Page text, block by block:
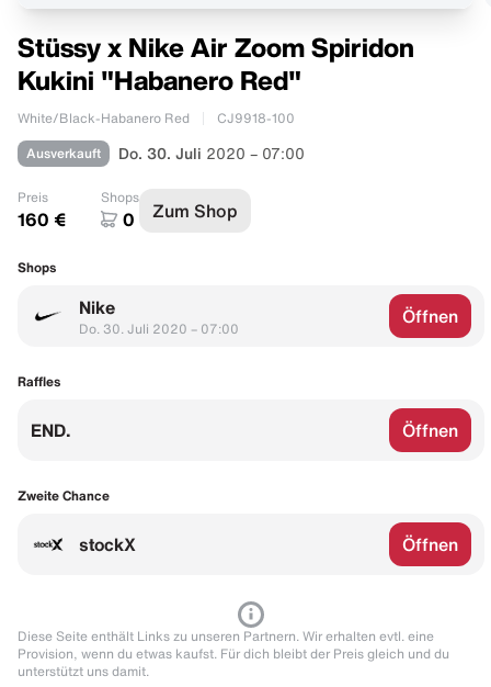
Stüssy x Nike Air Zoom Spiridon
Kukini "Habanero Red"
White/Black-Habanero Red CJ9918-100
Ausverkauft Do. 30. Juli 2020 – 07:00
Preis
160 €
Shops
0 Zum Shop
Shops
Nike
Do. 30. Juli 2020 – 07:00
Öffnen
Raffles
END. Öffnen
Zweite Chance
stockX Öffnen
Diese Seite enthält Links zu unseren Partnern. Wir erhalten evtl. eine
Provision, wenn du etwas kaufst. Für dich bleibt der Preis gleich und du
unterstützt uns damit.